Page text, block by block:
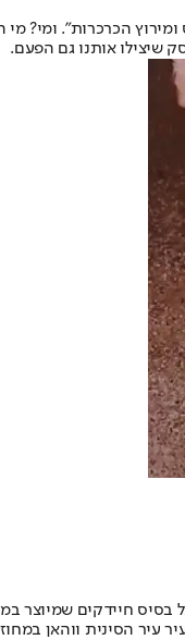
הנודעת, הוציאה לאור בשנת 2017
שיצילו אותנו גם הפעם.